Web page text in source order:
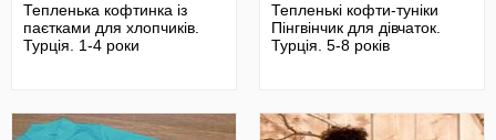
Тепленька кофтинка із
паєтками для хлопчиків.
Турція. 1-4 роки
Тепленькі кофти-туніки
Пінгвінчик для дівчаток.
Турція. 5-8 років